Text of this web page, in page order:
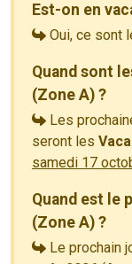
Est-on en
Oui, ce sont
Quand sont
(Zone A) ?
Les
seront les
samedi 17
Quand est le
(Zone A) ?
Le prochain